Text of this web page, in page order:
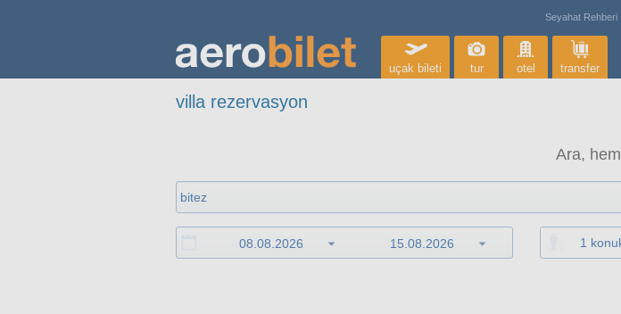
Seyahat Rehberi
uçak bileti tur otel transfer
villa rezervasyon
Ara,